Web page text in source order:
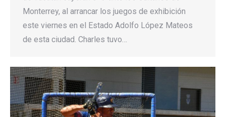
Monterrey, al arrancar los juegos de exhibición
este viernes en el Estado Adolfo López Mateos
de esta ciudad. Charles tuvo…